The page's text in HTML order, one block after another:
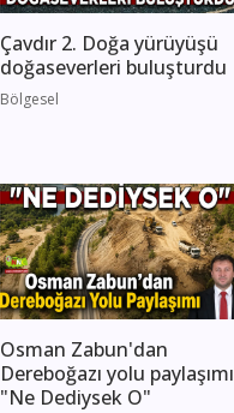
Çavdır 2. Doğa yürüyüşü
doğaseverleri buluşturdu
Bölgesel
Osman Zabun'dan
Dereboğazı yolu paylaşımı
"Ne Dediysek O"